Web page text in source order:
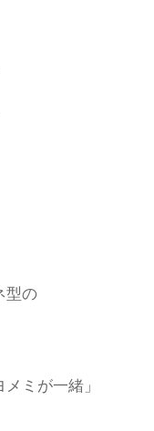
型の
ミが一緒」